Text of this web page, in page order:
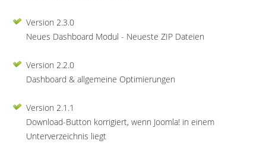
Version 2.3.0
Neues Dashboard Modul - Neueste ZIP Dateien
Version 2.2.0
Dashboard & allgemeine Optimierungen
Version 2.1.1
Download-Button korrigiert, wenn Joomla! in einem
Unterverzeichnis liegt